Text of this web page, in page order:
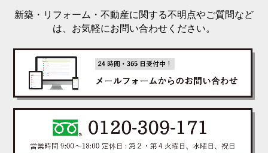
新築・リフォーム・不動産に関する不明点やご質問など
は、お気軽にお問い合わせください。